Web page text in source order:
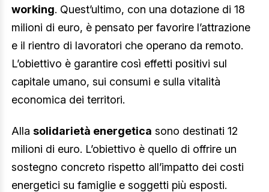
working. Quest’ultimo, con una dotazione di 18
milioni di euro, è pensato per favorire l’attrazione
e il rientro di lavoratori che operano da remoto.
L’obiettivo è garantire così effetti positivi sul
capitale umano, sui consumi e sulla vitalità
economica dei territori.
Alla solidarietà energetica sono destinati 12
milioni di euro. L’obiettivo è quello di offrire un
sostegno concreto rispetto all’impatto dei costi
energetici su famiglie e soggetti più esposti.